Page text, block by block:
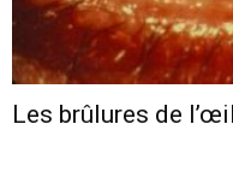
Les brûlures de l’œil